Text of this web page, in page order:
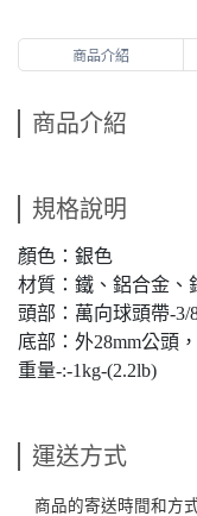
商品介紹
商品介紹
規格說明
顏色：銀色
材質：鐵、鋁合金、
頭部：萬向球頭帶-3/
底部：外28mm公頭
重量-:-1kg-(2.2lb)
運送方式
商品的寄送時間和方式